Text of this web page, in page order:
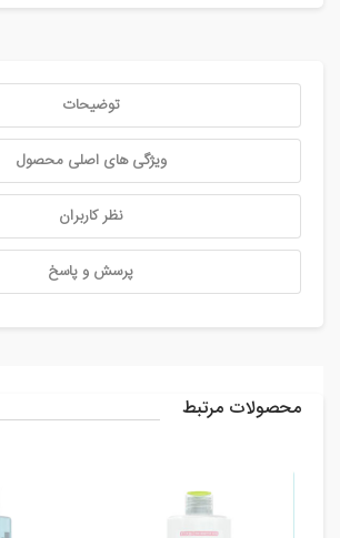
توضیحات
ویژگی های اصلی محصول
نظر کاربران
پرسش و پاسخ
محصولات مرتبط